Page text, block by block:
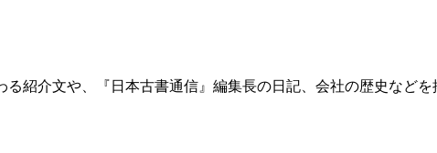
紹介文や、『日本古書通信』編集長の日記、会社の歴史などを